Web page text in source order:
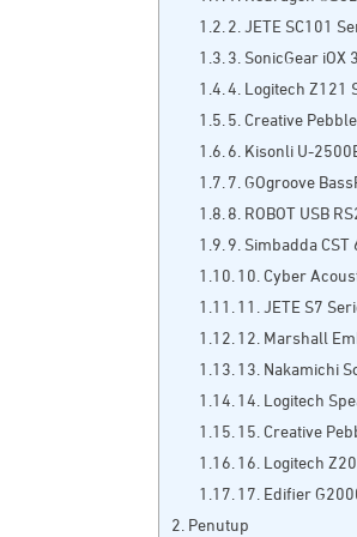
2. JETE SC101
3. SonicGear iOX
4. Logitech Z121
5. Creative Pebble
6. Kisonli U-
7. GOgroove
8. ROBOT USB
9. Simbadda CST
10. Cyber
11. JETE S7
12. Marshall
13. Nakamichi
14. Logitech
15. Creative
16. Logitech
17. Edifier
Penutup